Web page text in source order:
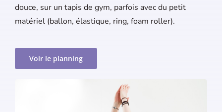
douce, sur un tapis de gym, parfois avec du petit
matériel (ballon, élastique, ring, foam roller).
Voir le planning